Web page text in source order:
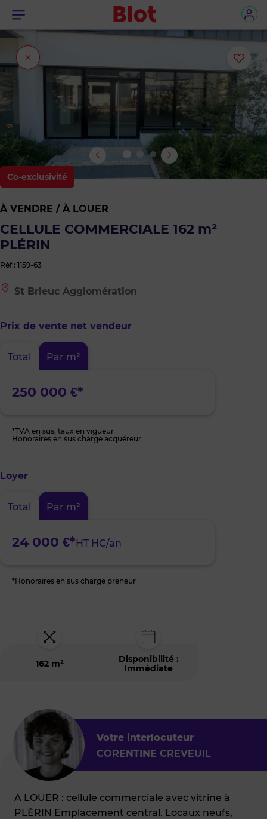
Menu
Fermer
l'onglet
ou
bien
Co-exclusivité
À VENDRE / À LOUER
CELLULE COMMERCIALE 162 m²
PLÉRIN
Réf : 1159-63
Le
bien
à
Brieuc
Agglomération
St Brieuc Agglomération
Prix de vente net vendeur
Total Par m²
250 000 €*
*TVA en sus, taux en vigueur
Honoraires en sus charge acquéreur
Loyer
Total Par m²
24 000 €*HT HC/an
*Honoraires en sus charge preneur
162 m²
Disponibilité :
Immédiate
Votre interlocuteur
CORENTINE CREVEUIL
A LOUER : cellule commerciale avec vitrine à
PLÉRIN Emplacement central. Locaux neufs,